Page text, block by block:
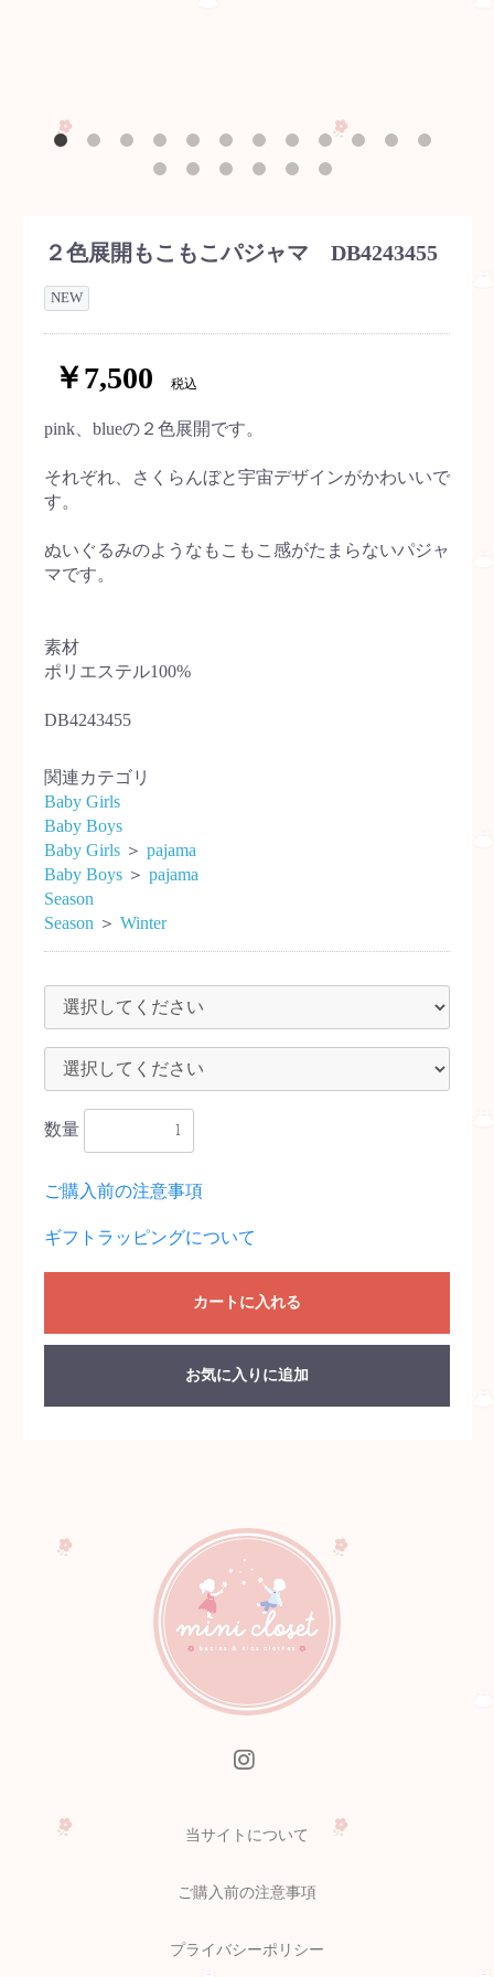
２色展開もこもこパジャマ DB4243455
NEW
￥7,500 税込
pink、blueの２色展開です。
それぞれ、さくらんぼと宇宙デザインがかわいいで
す。
ぬいぐるみのようなもこもこ感がたまらないパジャ
マです。
素材
ポリエステル100%
DB4243455
関連カテゴリ
Baby Girls
Baby Boys
Baby Girls ＞ pajama
Baby Boys ＞ pajama
Season
Season ＞ Winter
数量
ご購入前の注意事項
ギフトラッピングについて
カートに入れる
お気に入りに追加
当サイトについて
ご購入前の注意事項
プライバシーポリシー